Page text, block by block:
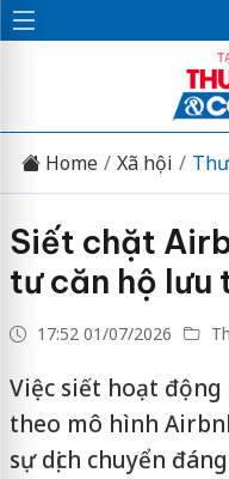
Home Xã hội
Siết chặt
tư căn hộ lưu
17:52 01/07/2026
Việc siết hoạt
theo mô hình
sự dịch chuyển